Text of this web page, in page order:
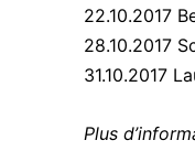
22.10.2017
28.10.2017
31.10.2017
Plus